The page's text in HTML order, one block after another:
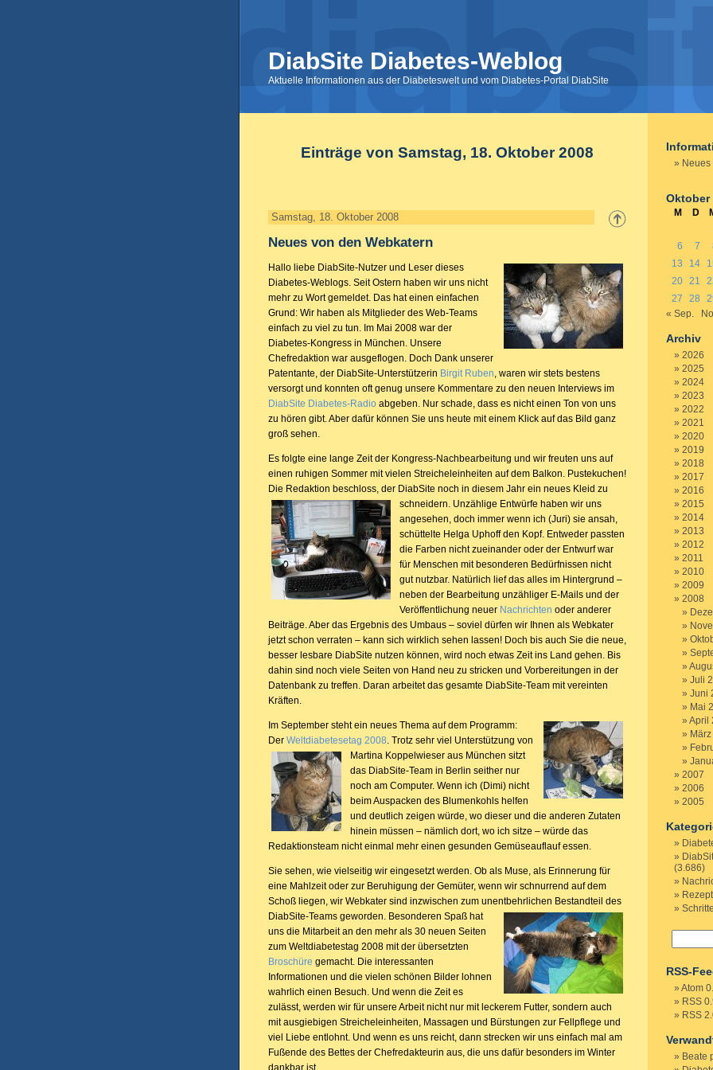
DiabSite Diabetes-Weblog
Aktuelle Informationen aus der Diabeteswelt und vom Diabetes-Portal DiabSite
Einträge von Samstag, 18. Oktober 2008
Samstag, 18. Oktober 2008
Neues von den Webkatern
Hallo liebe DiabSite-Nutzer und Leser dieses
Diabetes-Weblogs. Seit Ostern haben wir uns nicht
mehr zu Wort gemeldet. Das hat einen einfachen
Grund: Wir haben als Mitglieder des Web-Teams
einfach zu viel zu tun. Im Mai 2008 war der
Diabetes-Kongress in München. Unsere
Chefredaktion war ausgeflogen. Doch Dank unserer
Patentante, der DiabSite-Unterstützerin Birgit Ruben, waren wir stets bestens
versorgt und konnten oft genug unsere Kommentare zu den neuen Interviews im
DiabSite Diabetes-Radio abgeben. Nur schade, dass es nicht einen Ton von uns
zu hören gibt. Aber dafür können Sie uns heute mit einem Klick auf das Bild ganz
groß sehen.
Es folgte eine lange Zeit der Kongress-Nachbearbeitung und wir freuten uns auf
einen ruhigen Sommer mit vielen Streicheleinheiten auf dem Balkon. Pustekuchen!
Die Redaktion beschloss, der DiabSite noch in diesem Jahr ein neues Kleid zu
schneidern. Unzählige Entwürfe haben wir uns
angesehen, doch immer wenn ich (Juri) sie ansah,
schüttelte Helga Uphoff den Kopf. Entweder passten
die Farben nicht zueinander oder der Entwurf war
für Menschen mit besonderen Bedürfnissen nicht
gut nutzbar. Natürlich lief das alles im Hintergrund –
neben der Bearbeitung unzähliger E-Mails und der
Veröffentlichung neuer Nachrichten oder anderer
Beiträge. Aber das Ergebnis des Umbaus – soviel dürfen wir Ihnen als Webkater
jetzt schon verraten – kann sich wirklich sehen lassen! Doch bis auch Sie die neue,
besser lesbare DiabSite nutzen können, wird noch etwas Zeit ins Land gehen. Bis
dahin sind noch viele Seiten von Hand neu zu stricken und Vorbereitungen in der
Datenbank zu treffen. Daran arbeitet das gesamte DiabSite-Team mit vereinten
Kräften.
Im September steht ein neues Thema auf dem Programm:
Der Weltdiabetesetag 2008. Trotz sehr viel Unterstützung von
Martina Koppelwieser aus München sitzt
das DiabSite-Team in Berlin seither nur
noch am Computer. Wenn ich (Dimi) nicht
beim Auspacken des Blumenkohls helfen
und deutlich zeigen würde, wo dieser und die anderen Zutaten
hinein müssen – nämlich dort, wo ich sitze – würde das
Redaktionsteam nicht einmal mehr einen gesunden Gemüseauflauf essen.
Sie sehen, wie vielseitig wir eingesetzt werden. Ob als Muse, als Erinnerung für
eine Mahlzeit oder zur Beruhigung der Gemüter, wenn wir schnurrend auf dem
Schoß liegen, wir Webkater sind inzwischen zum unentbehrlichen Bestandteil des
DiabSite-Teams geworden. Besonderen Spaß hat
uns die Mitarbeit an den mehr als 30 neuen Seiten
zum Weltdiabetestag 2008 mit der übersetzten
Broschüre gemacht. Die interessanten
Informationen und die vielen schönen Bilder lohnen
wahrlich einen Besuch. Und wenn die Zeit es
zulässt, werden wir für unsere Arbeit nicht nur mit leckerem Futter, sondern auch
mit ausgiebigen Streicheleinheiten, Massagen und Bürstungen zur Fellpflege und
viel Liebe entlohnt. Und wenn es uns reicht, dann strecken wir uns einfach mal am
Fußende des Bettes der Chefredakteurin aus, die uns dafür besonders im Winter
dankbar ist.
Oktober
M D
6
7
13
14
20 21
27
28
« Sep.
Archiv
2026
2025
2024
2023
2022
2021
2020
2019
2018
2017
2016
2015
2014
2013
2012
2011
2010
2009
2008
Juli
Juni
Mai
April
2007
2006
2005
(3.686)
RSS-
Atom
RSS
RSS
Beate